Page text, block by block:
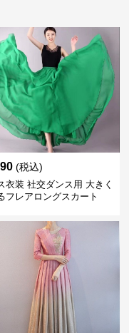
(税込)
衣装 社交ダンス用 大きく
フレアロングスカート